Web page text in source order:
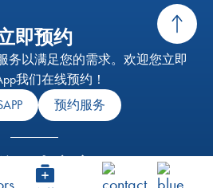
即预约
务以满足您的需求。欢迎您立即
我们在线预约！
预约服务
网上商店